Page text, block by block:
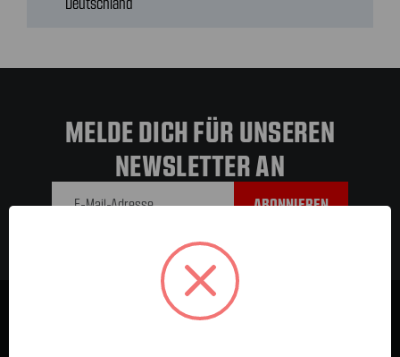
MELDE DICH FÜR UNSEREN
NEWSLETTER AN